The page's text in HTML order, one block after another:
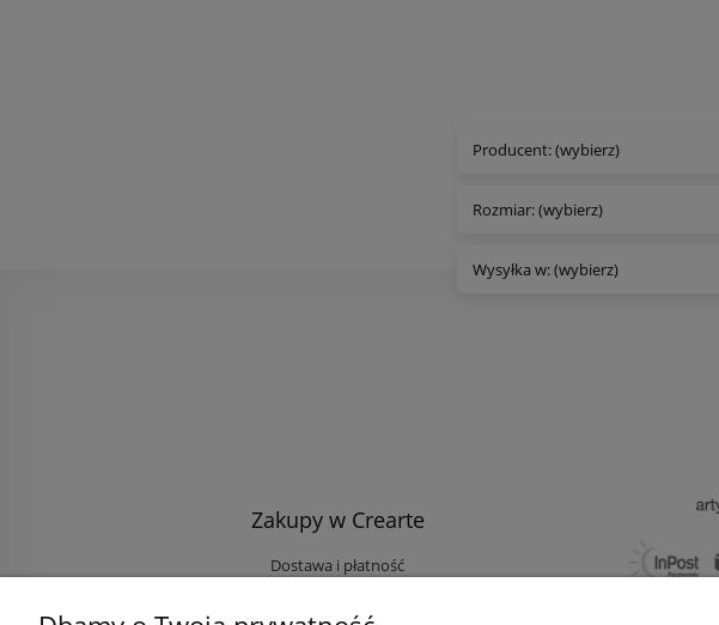
Producent: (wybierz)
Rozmiar: (wybierz)
Wysyłka w: (wybierz)
Zakupy w Crearte
Dostawa i płatność